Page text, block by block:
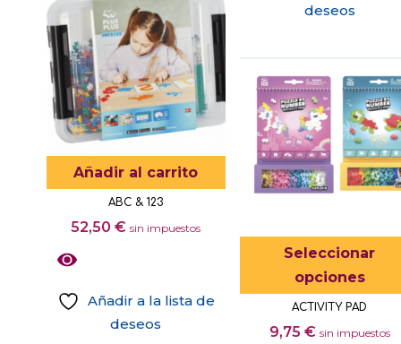
deseos
producto
tiene
múltiples
variantes.
Las
opciones
se
elegir
página
de
Añadir al carrito
ABC & 123
52,50€ sin impuestos
Añadir a la lista de
deseos
Seleccionar
opciones
ACTIVITY PAD
9,75 € sin impuestos